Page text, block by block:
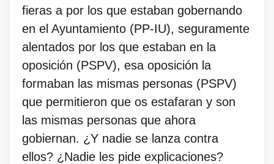
fieras a por los que estaban gobernando
en el Ayuntamiento (PP-IU), seguramente
alentados por los que estaban en la
oposición (PSPV), esa oposición la
formaban las mismas personas (PSPV)
que permitieron que os estafaran y son
las mismas personas que ahora
gobiernan. ¿Y nadie se lanza contra
ellos? ¿Nadie les pide explicaciones?